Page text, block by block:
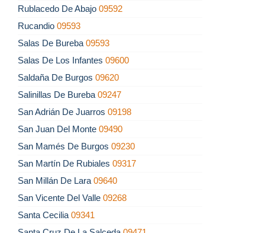
Rublacedo De Abajo 09592
Rucandio 09593
Salas De Bureba 09593
Salas De Los Infantes 09600
Saldaña De Burgos 09620
Salinillas De Bureba 09247
San Adrián De Juarros 09198
San Juan Del Monte 09490
San Mamés De Burgos 09230
San Martín De Rubiales 09317
San Millán De Lara 09640
San Vicente Del Valle 09268
Santa Cecilia 09341